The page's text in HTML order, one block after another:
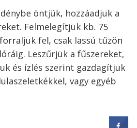
öntjük, hozzáadjuk a
Felmelegítjük kb. 75
fel, csak lassú tűzön
Leszűrjük a fűszereket,
és ízlés szerint gazdagítjuk
vagy egyéb